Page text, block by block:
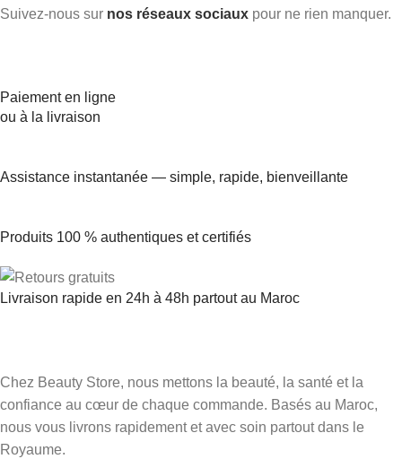
Suivez-nous sur nos réseaux sociaux pour ne rien manquer.
Paiement en ligne
ou à la livraison
Assistance instantanée — simple, rapide, bienveillante
Produits 100 % authentiques et certifiés
Livraison rapide en 24h à 48h partout au Maroc
Chez Beauty Store, nous mettons la beauté, la santé et la
confiance au cœur de chaque commande. Basés au Maroc,
nous vous livrons rapidement et avec soin partout dans le
Royaume.